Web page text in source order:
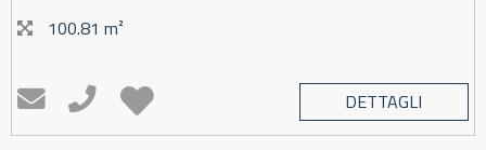
100.81 m²
DETTAGLI